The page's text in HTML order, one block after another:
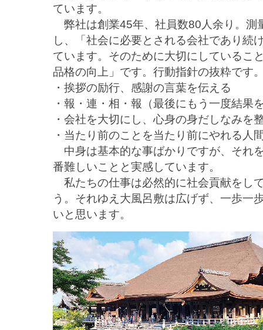
ています。
弊社は創業45年、社員数80人余り。測
し、「社会に必要とされる会社であり続
ています。そのために大切にしているこ
品格の向上」です。行動指針の抜粋です
・挨拶の励行、感謝の言葉を伝える
・報・連・相・報（最後にもう一度結果
・会社を大切にし、心身の身だしなみを
・当たり前のことを当たり前にやれる人
中身は基本的な事ばかりですが、それ
番難しいことと実感しています。
私たちの仕事は必然的に社会貢献をし
う。それゆえ大風呂敷は広げず、一歩一
いと思います。